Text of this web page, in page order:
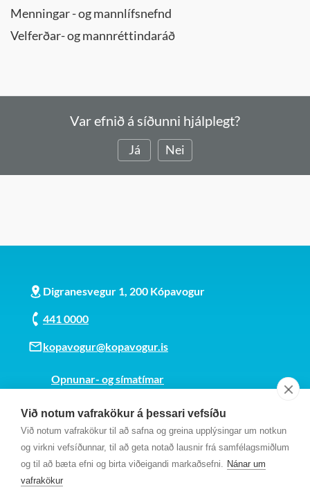
Við notum vafrakökur á þessari vefsíðu
Við notum vafrakökur til að safna og greina upplýsingar um notkun
og virkni vefsíðunnar, til að geta notað lausnir frá samfélagsmiðlum
og til að bæta efni og birta viðeigandi markaðsefni. Nánar um
vafrakökur
Menningar - og mannlífsnefnd
Velferðar- og mannréttindaráð
Var efnið á síðunni hjálplegt?
Já Nei
Digranesvegur 1, 200 Kópavogur
441 0000
kopavogur@kopavogur.is
Opnunar- og símatímar
Kt. 700169-3759
Fundarmannagátt